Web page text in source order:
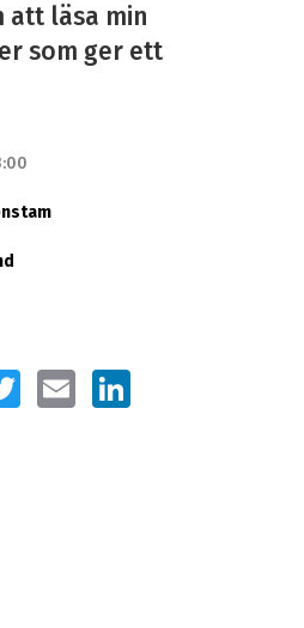
att läsa min
som ger ett
TWITTEREMAIL LINKEDIN